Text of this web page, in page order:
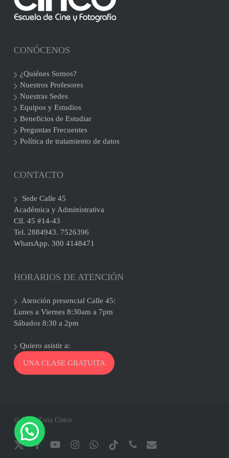
CONÓCENOS
¿Quiénes Somos?
Nuestros Profesores
Nuestras Sedes
Equipos y Estudios
Beneficios de Estudiar
Preguntas Frecuentes
Política de tratamiento de datos
CONTACTO
Sede Calle 45
Académica y Administrativa
Cll. 45 #14-43
Tel. 2884943. 7526396
WhatsApp. 300 4148471
HORARIOS DE ATENCIÓN
Atención presencial Calle 45:
Lunes a Viernes 8:30am a 7pm
Sábados 8:30 a 2pm
Quiero asistir a:
UNA CLASE GRATUITA
© 2026 Zona Cinco.
x-
facebookyoutubeinstagramwhatsapptiktok phone email